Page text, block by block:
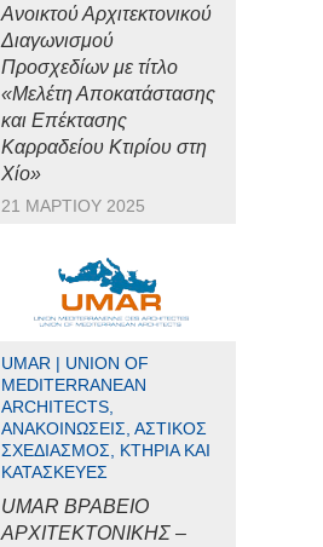
Ανοικτού Αρχιτεκτονικού
Διαγωνισμού
Προσχεδίων με τίτλο
«Μελέτη Αποκατάστασης
και Επέκτασης
Καρραδείου Κτιρίου στη
Χίο»
21 ΜΑΡΤΊΟΥ 2025
UMAR | UNION OF
MEDITERRANEAN
ARCHITECTS,
ΑΝΑΚΟΙΝΏΣΕΙΣ, ΑΣΤΙΚΌΣ
ΣΧΕΔΙΑΣΜΌΣ, ΚΤΉΡΙΑ ΚΑΙ
ΚΑΤΑΣΚΕΥΈΣ
UMAR ΒΡΑΒΕΙΟ
ΑΡΧΙΤΕΚΤΟΝΙΚΗΣ –